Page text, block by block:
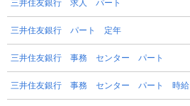
三井住友銀行 求人 パート
三井住友銀行 パート 定年
三井住友銀行 事務 センター パート
三井住友銀行 事務 センター パート 時給